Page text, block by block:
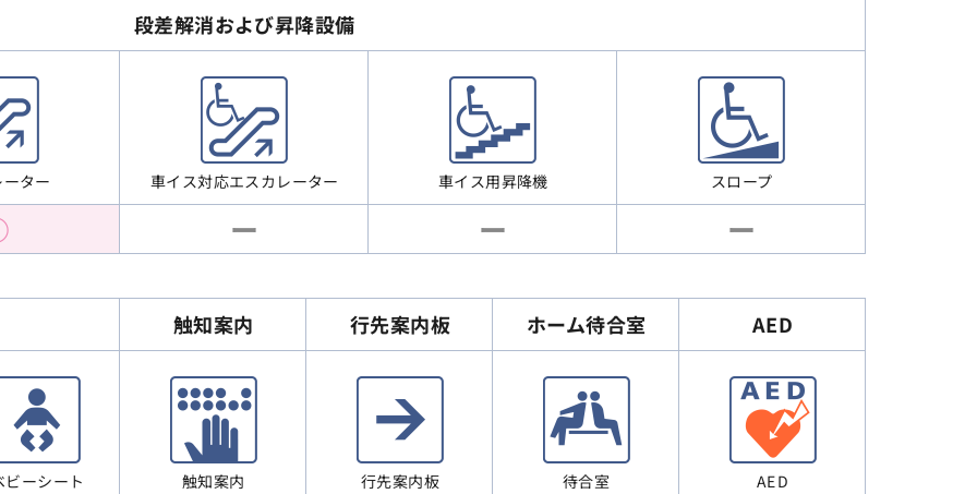
段差解消および昇降設備
ター 車イス対応エスカレーター
ー
車イス用昇降機
ー
スロープ
ー
ビーシート
触知案内 行先案内板 ホーム待合室 AED
触知案内 行先案内板 待合室 AED